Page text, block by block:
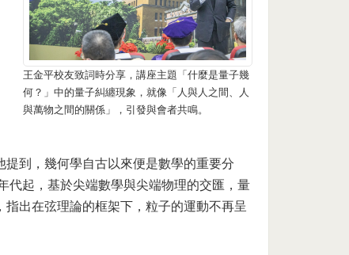
王金平校友致詞時分享，講座主題「什麼是量子幾
何？」中的量子糾纏現象，就像「人與人之間、人
與萬物之間的關係」，引發與會者共鳴。
到，幾何學自古以來便是數學的重要分
代起，基於尖端數學與尖端物理的交匯，量
出在弦理論的框架下，粒子的運動不再呈